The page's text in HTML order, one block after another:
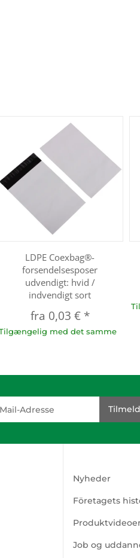
LDPE Coexbag®-
forsendelsesposer
udvendigt: hvid /
indvendigt sort
fra 0,03 € *
med det samme
Nyheder
Företagets
Job og